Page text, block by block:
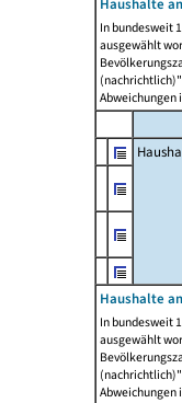
In bundesweit
ausgewählt
Abweichungen
Haushalte
In bundesweit
ausgewählt
Abweichungen